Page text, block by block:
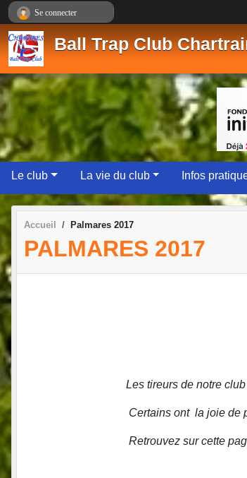
Ball Trap Club
Le club La vie du club Infos
Accueil Palmares 2017
PALMARES 2017
Les tireurs de notre
Certains ont la joie de
Retrouvez sur cette
Se connecter
Panneau de gestion des cookies